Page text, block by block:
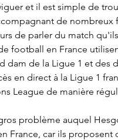
et il est simple de
de nombreux
de parler du match
football en France
dam de la Ligue 1 et des
en direct à la Ligue 1
League de manière
problème auquel
France, car ils